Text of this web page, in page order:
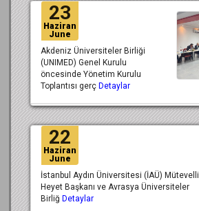
23
Haziran
June
Akdeniz Üniversiteler Birliği
(UNIMED) Genel Kurulu
öncesinde Yönetim Kurulu
Toplantısı gerç Detaylar
22
Haziran
June
İstanbul Aydın Üniversitesi (İAÜ) Mütevelli
Heyet Başkanı ve Avrasya Üniversiteler
Birliğ Detaylar